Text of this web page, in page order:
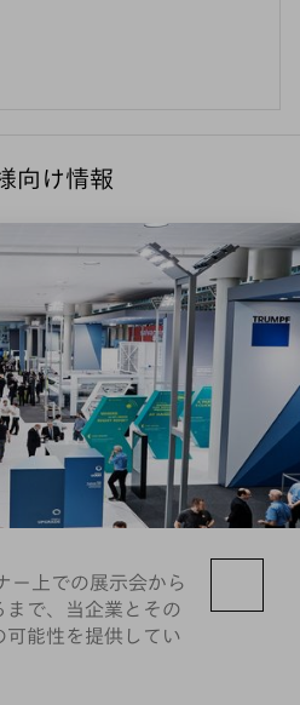
向け情報
ー上での展示会から
で、当企業とその
能性を提供してい